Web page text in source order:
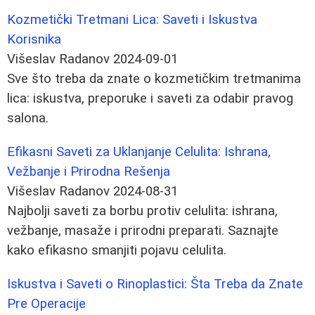
Kozmetički Tretmani Lica: Saveti i Iskustva
Korisnika
Višeslav Radanov 2024-09-01
Sve što treba da znate o kozmetičkim tretmanima
lica: iskustva, preporuke i saveti za odabir pravog
salona.
Efikasni Saveti za Uklanjanje Celulita: Ishrana,
Vežbanje i Prirodna Rešenja
Višeslav Radanov 2024-08-31
Najbolji saveti za borbu protiv celulita: ishrana,
vežbanje, masaže i prirodni preparati. Saznajte
kako efikasno smanjiti pojavu celulita.
Iskustva i Saveti o Rinoplastici: Šta Treba da Znate
Pre Operacije